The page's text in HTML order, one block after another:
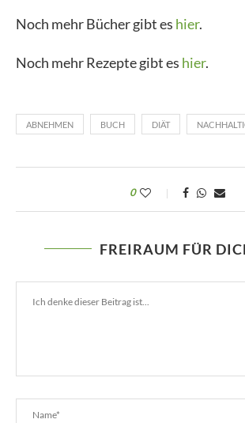
Noch mehr Bücher gibt es hier.
Noch mehr Rezepte gibt es hier.
ABNEHMEN BUCH DIÄT
0
FREIRAUM FÜR